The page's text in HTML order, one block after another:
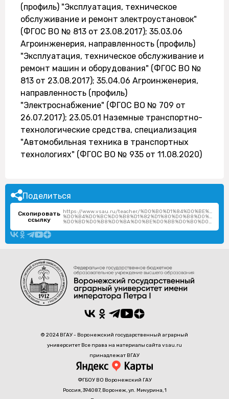
(профиль) "Эксплуатация, техническое
обслуживание и ремонт электроустановок"
(ФГОС ВО № 813 от 23.08.2017); 35.03.06
Агроинженерия, направленность (профиль)
"Эксплуатация, техническое обслуживание и
ремонт машин и оборудования" (ФГОС ВО №
813 от 23.08.2017); 35.04.06 Агроинженерия,
направленность (профиль)
"Электроснабжение" (ФГОС ВО № 709 от
26.07.2017); 23.05.01 Наземные транспортно-
технологические средства, специализация
"Автомобильная техника в транспортных
технологиях" (ФГОС ВО № 935 от 11.08.2020)
Поделиться
Скопировать
ссылку
https://www.vsau.ru/teacher/
%D0%B4%D0%BC%D0%B8%D1%82%D1%80%D0%B8%D0%B9-
%D0%BD%D0%B8%D0%BA%D0%BE%D0%BB%D0%B0%D0%B5%D0%B2%D0%B8%D1%87/
© 2024 ВГАУ - Воронежский государственный аграрный
университет Все права на материалы сайта vsau.ru
принадлежат ВГАУ
ФГБОУ ВО Воронежский ГАУ
Россия, 394087, Воронеж, ул. Мичурина, 1